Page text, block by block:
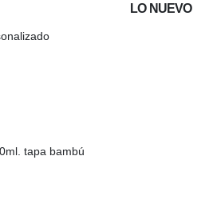
tapa bambú
LO NUEVO